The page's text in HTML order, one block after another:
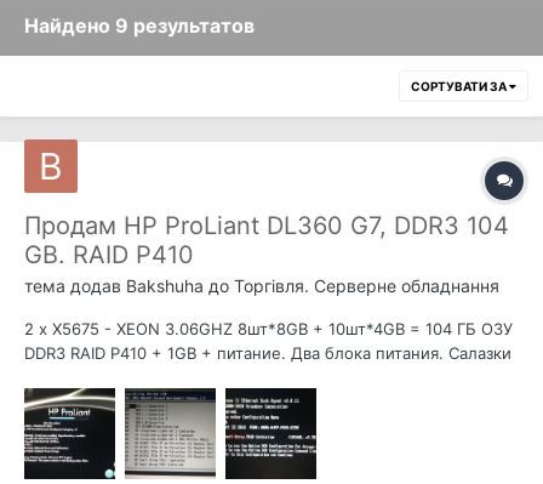
Найдено 9 результатов
СОРТУВАТИ ЗА
Продам HP ProLiant DL360 G7, DDR3 104
GB. RAID P410
тема додав Bakshuha до Торгівля. Серверне обладнання
2 х X5675 - XEON 3.06GHZ 8шт*8GB + 10шт*4GB = 104 ГБ ОЗУ
DDR3 RAID P410 + 1GB + питание. Два блока питания. Салазки